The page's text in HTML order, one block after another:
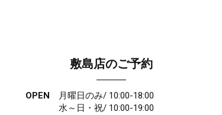
敷島店のご予約
OPEN
月曜日のみ/ 10:00-18:00
水～日・祝/ 10:00-19:00